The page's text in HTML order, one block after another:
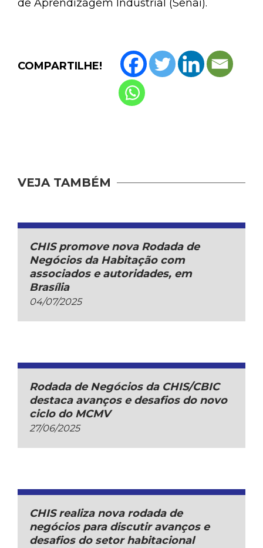
de Aprendizagem Industrial (Senai).
COMPARTILHE!
VEJA TAMBÉM
CHIS promove nova Rodada de
Negócios da Habitação com
associados e autoridades, em
Brasília
04/07/2025
Rodada de Negócios da CHIS/CBIC
destaca avanços e desafios do novo
ciclo do MCMV
27/06/2025
CHIS realiza nova rodada de
negócios para discutir avanços e
desafios do setor habitacional